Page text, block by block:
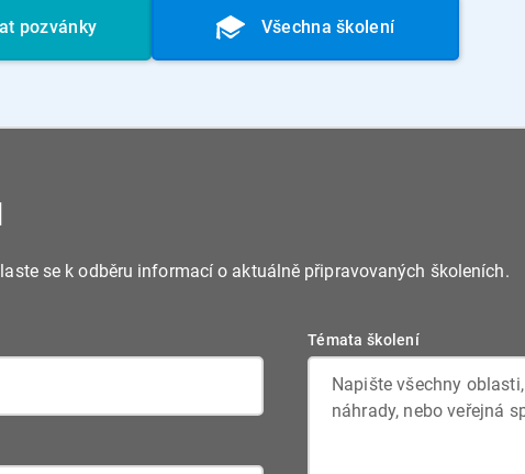
pozvánky Všechna školení
se k odběru informací o aktuálně připravovaných školeních.
Témata školení